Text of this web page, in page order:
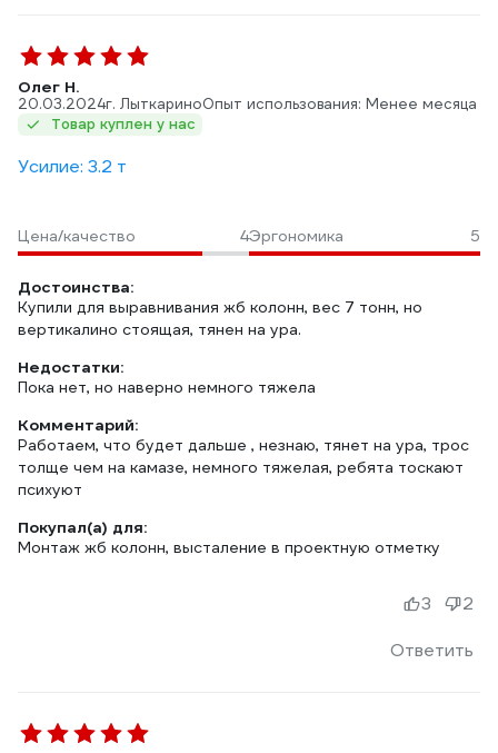
Олег Н.
20.03.2024г. ЛыткариноОпыт использования: Менее месяца
Товар куплен у нас
Усилие: 3.2 т
Цена/качество 4Эргономика 5
Достоинства:
Купили для выравнивания жб колонн, вес 7 тонн, но
вертикалино стоящая, тянен на ура.
Недостатки:
Пока нет, но наверно немного тяжела
Комментарий:
Работаем, что будет дальше , незнаю, тянет на ура, трос
толще чем на камазе, немного тяжелая, ребята тоскают
психуют
Покупал(а) для:
Монтаж жб колонн, высталение в проектную отметку
Ответить
3 2